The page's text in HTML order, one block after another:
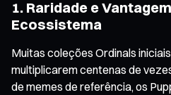
1. Raridade e
Ecossistema
Muitas coleções Ordinals
multiplicarem centenas de
de memes de referência, os